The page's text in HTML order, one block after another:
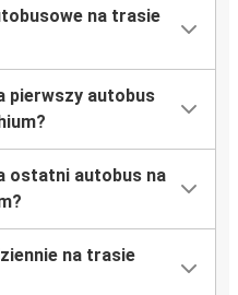
na trasie
pierwszy autobus
ostatni autobus na
na trasie